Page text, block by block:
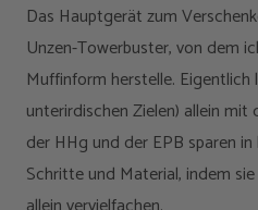
Das Hauptgerät zum
Unzen-Towerbuster, von dem
Muffinform herstelle. Eigentlich
unterirdischen Zielen) allein
der HHg und der EPB sparen
Schritte und Material, indem